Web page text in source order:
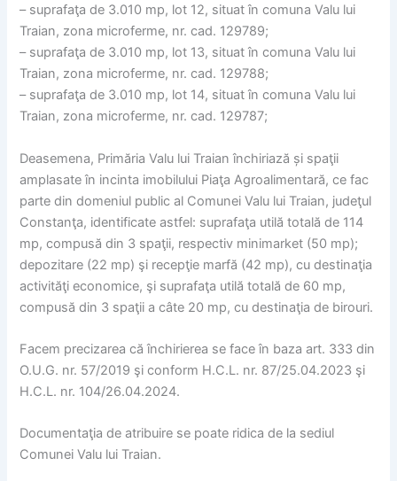
– suprafaţa de 3.010 mp, lot 12, situat în comuna Valu lui
Traian, zona microferme, nr. cad. 129789;
– suprafaţa de 3.010 mp, lot 13, situat în comuna Valu lui
Traian, zona microferme, nr. cad. 129788;
– suprafaţa de 3.010 mp, lot 14, situat în comuna Valu lui
Traian, zona microferme, nr. cad. 129787;
Deasemena, Primăria Valu lui Traian închiriază și spaţii
amplasate în incinta imobilului Piaţa Agroalimentară, ce fac
parte din domeniul public al Comunei Valu lui Traian, judeţul
Constanţa, identificate astfel: suprafaţa utilă totală de 114
mp, compusă din 3 spaţii, respectiv minimarket (50 mp);
depozitare (22 mp) şi recepţie marfă (42 mp), cu destinaţia
activităţi economice, şi suprafaţa utilă totală de 60 mp,
compusă din 3 spaţii a câte 20 mp, cu destinaţia de birouri.
Facem precizarea că închirierea se face în baza art. 333 din
O.U.G. nr. 57/2019 şi conform H.C.L. nr. 87/25.04.2023 şi
H.C.L. nr. 104/26.04.2024.
Documentaţia de atribuire se poate ridica de la sediul
Comunei Valu lui Traian.